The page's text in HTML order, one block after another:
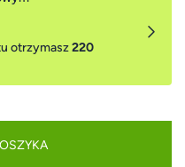
otrzymasz220